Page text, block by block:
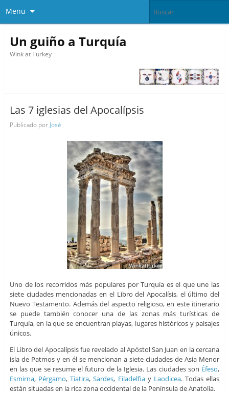
Menu
Un guiño a Turquía
Wink at Turkey
Las 7 iglesias del Apocalípsis
Publicado por José
Uno de los recorridos más populares por Turquía es el que une las
siete ciudades mencionadas en el Libro del Apocalísis, el último del
Nuevo Testamento. Además del aspecto religioso, en este itinerario
se puede también conocer una de las zonas más turísticas de
Turquía, en la que se encuentran playas, lugares históricos y paisajes
únicos.
El Libro del Apocalípsis fue revelado al Apóstol San Juan en la cercana
isla de Patmos y en él se mencionan a siete ciudades de Asia Menor
en las que se resume el futuro de la Iglesia. Las ciudades son Éfeso,
Esmirna, Pérgamo,Tiatira,Sardes, Filadelfiay Laodicea. Todas ellas
están situadas en la rica zona occidental de la Península de Anatolia.